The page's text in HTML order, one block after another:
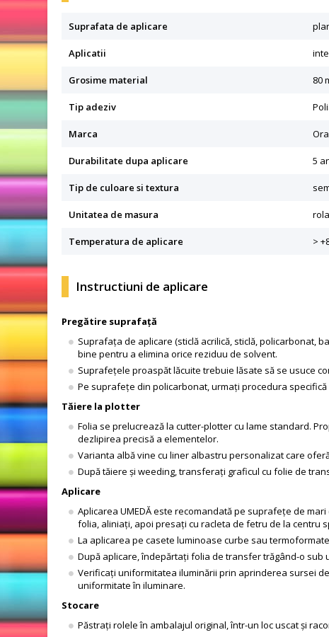
Suprafata de aplicare
Aplicatii
Grosime material 80
Tip adeziv
Marca
Durabilitate dupa aplicare 5
Tip de culoare si textura
Unitatea de masura
Temperatura de aplicare >
Instructiuni de aplicare
Pregătire suprafață
Suprafața de aplicare (sticlă acrilică, sticlă, policarbonat,
bine pentru a elimina orice reziduu de solvent.
Suprafețele proaspăt lăcuite trebuie lăsate să se usuce
Pe suprafețe din policarbonat, urmați procedura
Tăiere la plotter
Folia se prelucrează la cutter-plotter cu lame standard.
dezlipirea precisă a elementelor.
Varianta albă vine cu liner albastru personalizat care
După tăiere și weeding, transferați graficul cu folie de
Aplicare
Aplicarea UMEDĂ este recomandată pe suprafețe de
folia, aliniați, apoi presați cu racleta de fetru de la centru
La aplicarea pe casete luminoase curbe sau
După aplicare, îndepărtați folia de transfer trăgând-o sub
Verificați uniformitatea iluminării prin aprinderea sursei
uniformitate în iluminare.
Stocare
Păstrați rolele în ambalajul original, într-un loc uscat și